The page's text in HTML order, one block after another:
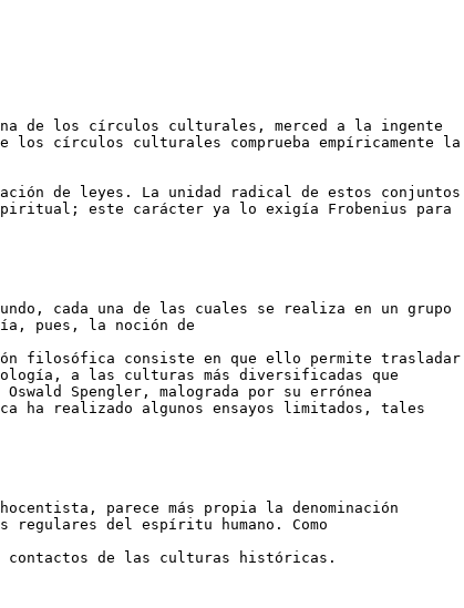
de los círculos culturales, merced a la ingente
los círculos culturales comprueba empíricamente la
de leyes. La unidad radical de estos conjuntos
este carácter ya lo exigía Frobenius para
cada una de las cuales se realiza en un grupo
pues, la noción de
filosófica consiste en que ello permite trasladar
a las culturas más diversificadas que
Spengler, malograda por su errónea
ha realizado algunos ensayos limitados, tales
parece más propia la denominación
del espíritu humano. Como
contactos de las culturas históricas.